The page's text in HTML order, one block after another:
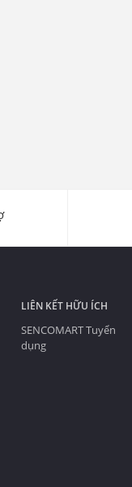
LIÊN KẾT HỮU ÍCH
SENCOMART Tuyển
dụng